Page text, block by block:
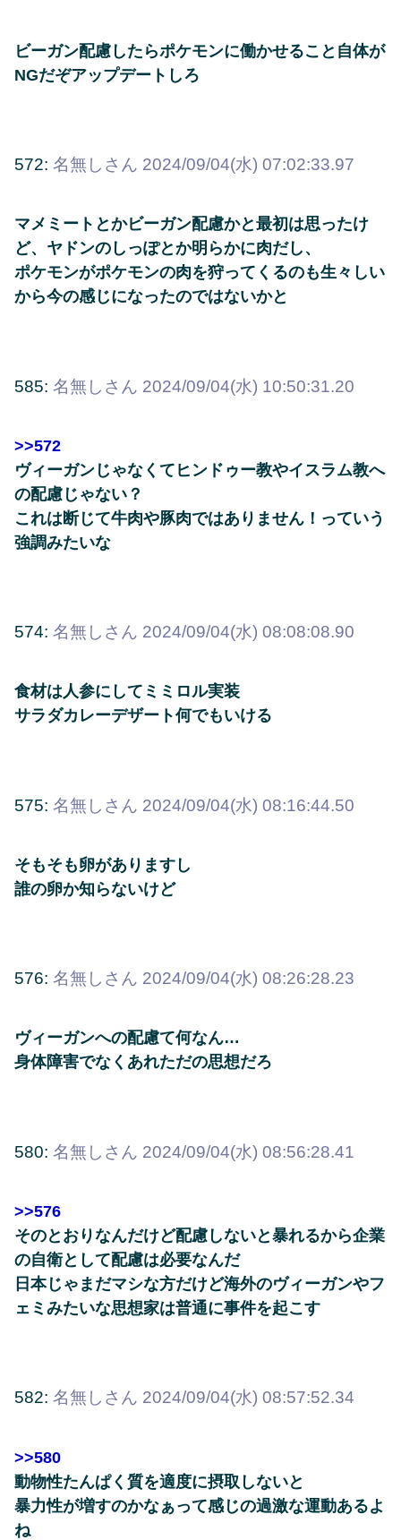
ビーガン配慮したらポケモンに働かせること自体が
NGだぞアップデートしろ
572: 名無しさん 2024/09/04(水) 07:02:33.97
マメミートとかビーガン配慮かと最初は思ったけ
ど、ヤドンのしっぽとか明らかに肉だし、
ポケモンがポケモンの肉を狩ってくるのも生々しい
から今の感じになったのではないかと
585: 名無しさん 2024/09/04(水) 10:50:31.20
>>572
ヴィーガンじゃなくてヒンドゥー教やイスラム教へ
の配慮じゃない？
これは断じて牛肉や豚肉ではありません！っていう
強調みたいな
574: 名無しさん 2024/09/04(水) 08:08:08.90
食材は人参にしてミミロル実装
サラダカレーデザート何でもいける
575: 名無しさん 2024/09/04(水) 08:16:44.50
そもそも卵がありますし
誰の卵か知らないけど
576: 名無しさん 2024/09/04(水) 08:26:28.23
ヴィーガンへの配慮て何なん…
身体障害でなくあれただの思想だろ
580: 名無しさん 2024/09/04(水) 08:56:28.41
>>576
そのとおりなんだけど配慮しないと暴れるから企業
の自衛として配慮は必要なんだ
日本じゃまだマシな方だけど海外のヴィーガンやフ
ェミみたいな思想家は普通に事件を起こす
582: 名無しさん 2024/09/04(水) 08:57:52.34
>>580
動物性たんぱく質を適度に摂取しないと
暴力性が増すのかなぁって感じの過激な運動あるよ
ね